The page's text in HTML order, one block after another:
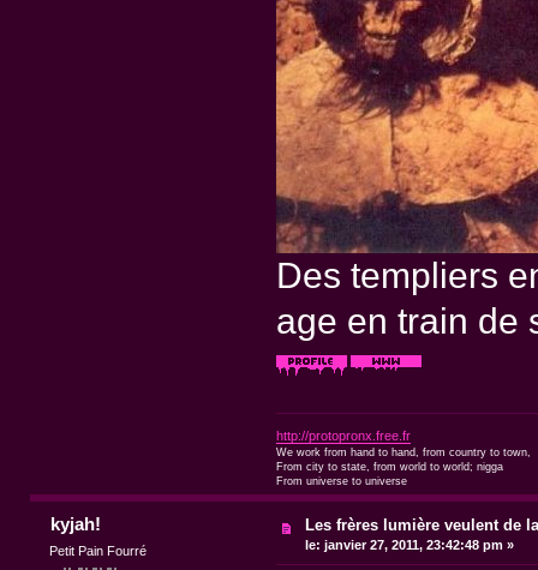
Des templiers
age en train de
http://protopronx.free.fr
We work from hand to hand, from country to town,
From city to state, from world to world; nigga
From universe to universe
kyjah!
Petit Pain Fourré
Les frères lumière veulent de
le: janvier 27, 2011, 23:42:48 pm »